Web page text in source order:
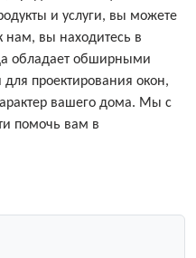
и услуги, вы можете
нам, вы находитесь в
обладает обширными
проектирования окон,
вашего дома. Мы с
помочь вам в